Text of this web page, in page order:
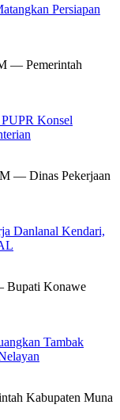
Persiapan
— Pemerintah
Konsel
— Dinas Pekerjaan
Danlanal Kendari,
Konawe
Tambak
Kabupaten Muna